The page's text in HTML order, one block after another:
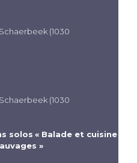
(1030
(1030
solos « Balade et cuisine
»